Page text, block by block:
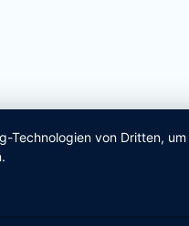
Technologien von Dritten,